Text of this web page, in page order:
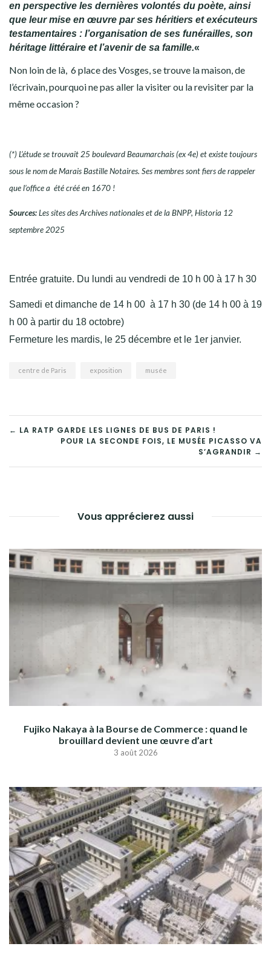
en perspective les dernières volontés du poète, ainsi
que leur mise en œuvre par ses héritiers et exécuteurs
testamentaires : l’organisation de ses funérailles, son
héritage littéraire et l’avenir de sa famille.«
Non loin de là, 6 place des Vosges, se trouve la maison, de
l’écrivain, pourquoi ne pas aller la visiter ou la revisiter par la
même occasion ?
(*) L’étude se trouvait 25 boulevard Beaumarchais (ex 4e) et existe toujours
sous le nom de Marais Bastille Notaires. Ses membres sont fiers de rappeler
que l’office a été créé en 1670 !
Sources:Les sites des Archives nationales et de la BNPP, Historia 12
septembre 2025
Entrée gratuite. Du lundi au vendredi de 10 h 00 à 17 h 30
Samedi et dimanche de 14 h 00 à 17 h 30 (de 14 h 00 à 19
h 00 à partir du 18 octobre)
Fermeture les mardis, le 25 décembre et le 1er janvier.
centre de Paris exposition musée
NAVIGATION
DE
← LA RATP GARDE LES LIGNES DE BUS DE PARIS !
POUR LA SECONDE FOIS, LE MUSÉE PICASSO VA
S’AGRANDIR →
Vous apprécierez aussi
Fujiko Nakaya à la Bourse de Commerce : quand le
brouillard devient une œuvre d’art
3 août 2026